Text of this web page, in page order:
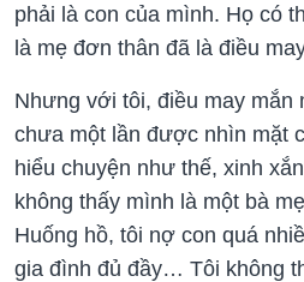
phải là con của mình. Họ có
là mẹ đơn thân đã là điều
Nhưng với tôi, điều may mắn
chưa một lần được nhìn mặt
hiểu chuyện như thế, xinh
không thấy mình là một bà
Huống hồ, tôi nợ con quá
gia đình đủ đầy… Tôi không